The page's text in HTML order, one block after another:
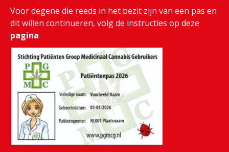
Voor degene die reeds in het bezit zijn van een pas en
dit willen continueren, volg de instructies op deze
pagina